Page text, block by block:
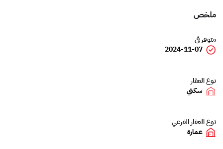
ملخص
متوفر في
2024-11-07
نوع العقار
سكني
نوع العقار الفرعي
عمارة